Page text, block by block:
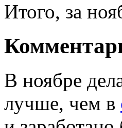
Итого, за
В ноябре
лучше, чем в